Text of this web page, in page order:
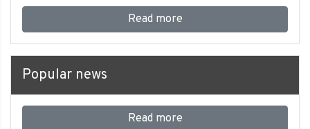
Read more
Popular news
Read more